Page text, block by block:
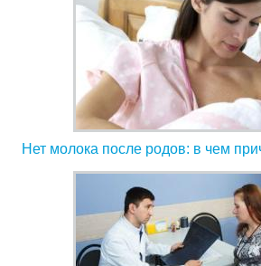
Нет молока после родов: в чем